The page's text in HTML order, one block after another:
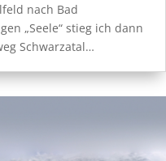
nach Bad
„Seele“ stieg ich dann
Schwarzatal…